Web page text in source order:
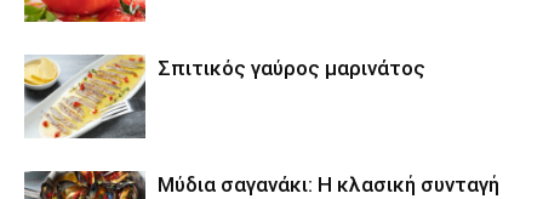
Σπιτικός γαύρος μαρινάτος
Μύδια σαγανάκι: Η κλασική συνταγή